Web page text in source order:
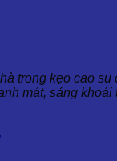
trong kẹo cao
mát, sảng